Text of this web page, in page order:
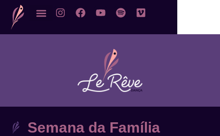
Semana da Família